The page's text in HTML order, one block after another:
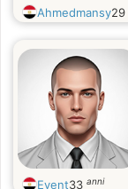
Ahmedmansy29
Event33 anni